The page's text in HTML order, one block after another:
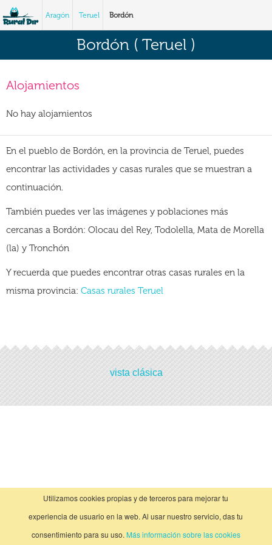
Aragón Teruel Bordón
Bordón ( Teruel )
Alojamientos
No hay alojamientos
En el pueblo de Bordón, en la provincia de Teruel, puedes
encontrar las actividades y casas rurales que se muestran a
continuación.
También puedes ver las imágenes y poblaciones más
cercanas a Bordón: Olocau del Rey, Todolella, Mata de Morella
(la) y Tronchón
Y recuerda que puedes encontrar otras casas rurales en la
misma provincia: Casas rurales Teruel
Actividades
No hay actividades
Utilizamos cookies propias y de terceros para mejorar tu
experiencia de usuario en la web. Al usar nuestro servicio, das tu
consentimiento para su uso. Más información sobre las cookies
vista clásica